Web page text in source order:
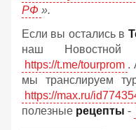
РФ ».
Если вы остались в
наш
https://t.me/tourprom .
мы транслируем
https://max.ru/
полезные рецепты -